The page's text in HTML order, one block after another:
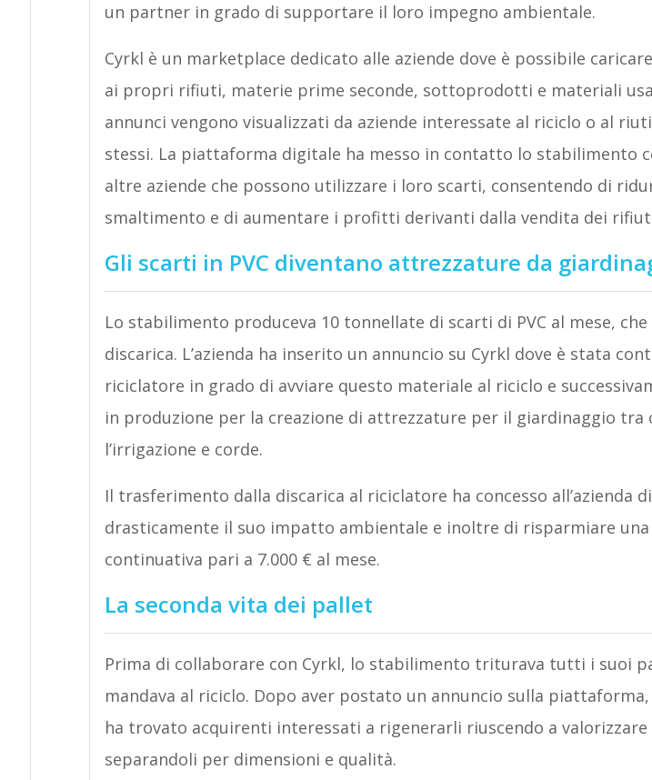
un partner in grado di supportare il loro impegno ambientale.
Cyrkl è un marketplace dedicato alle aziende dove è possibile
ai propri rifiuti, materie prime seconde, sottoprodotti e materiali
annunci vengono visualizzati da aziende interessate al riciclo o al
stessi. La piattaforma digitale ha messo in contatto lo stabilimento
altre aziende che possono utilizzare i loro scarti, consentendo di
smaltimento e di aumentare i profitti derivanti dalla vendita dei
Gli scarti in PVC diventano attrezzature da
Lo stabilimento produceva 10 tonnellate di scarti di PVC al mese,
discarica. L’azienda ha inserito un annuncio su Cyrkl dove è stata
riciclatore in grado di avviare questo materiale al riciclo e
in produzione per la creazione di attrezzature per il giardinaggio tra
l’irrigazione e corde.
Il trasferimento dalla discarica al riciclatore ha concesso all’azienda
drasticamente il suo impatto ambientale e inoltre di risparmiare
continuativa pari a 7.000 € al mese.
La seconda vita dei pallet
Prima di collaborare con Cyrkl, lo stabilimento triturava tutti i suoi
mandava al riciclo. Dopo aver postato un annuncio sulla
ha trovato acquirenti interessati a rigenerarli riuscendo a valorizzare
separandoli per dimensioni e qualità.